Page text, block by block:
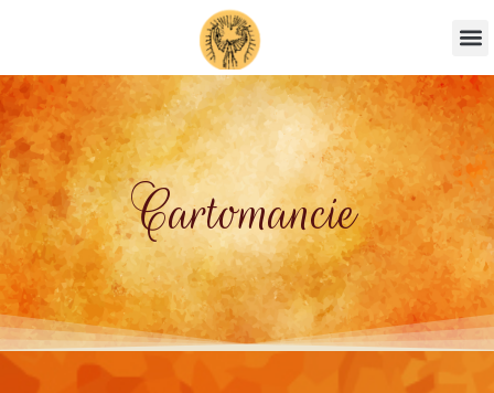
Cartomancie